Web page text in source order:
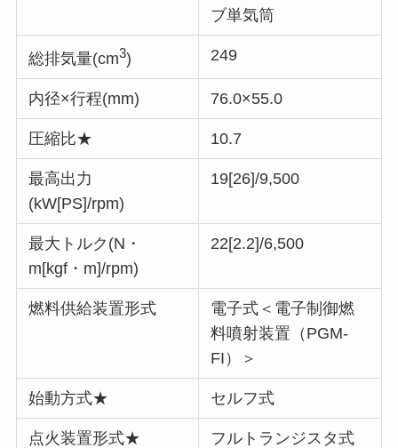
ブ単気筒
総排気量(cm3) 249
内径×行程(mm) 76.0×55.0
圧縮比★ 10.7
最高出力
(kW[PS]/rpm)
19[26]/9,500
最大トルク(N・
m[kgf・m]/rpm)
22[2.2]/6,500
燃料供給装置形式
電子式＜電子制御燃
料噴射装置（PGM-
FI）＞
始動方式★ セルフ式
点火装置形式★
フルトランジスタ式